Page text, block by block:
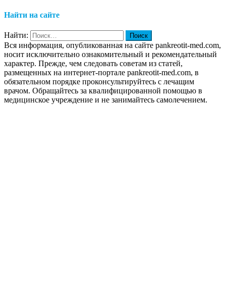
Найти на сайте
Найти:
Вся информация, опубликованная на сайте pankreotit-med.com,
носит исключительно ознакомительный и рекомендательный
характер. Прежде, чем следовать советам из статей,
размещенных на интернет-портале pankreotit-med.com, в
обязательном порядке проконсультируйтесь с лечащим
врачом. Обращайтесь за квалифицированной помощью в
медицинское учреждение и не занимайтесь самолечением.